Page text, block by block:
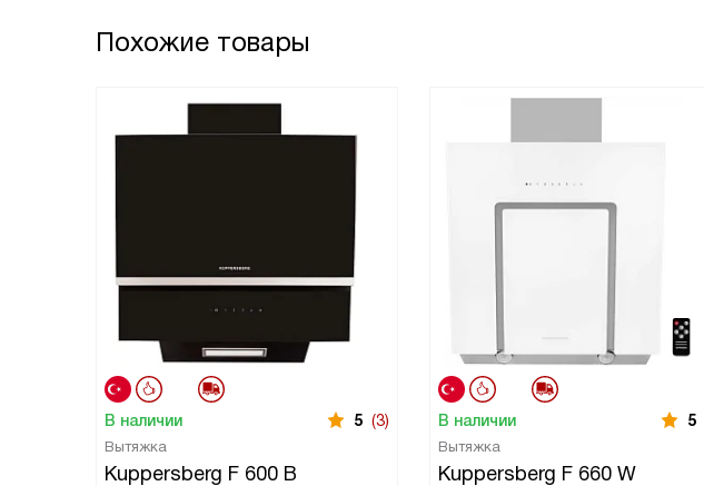
Похожие товары
В наличии 5 (3)
Вытяжка
Kuppersberg F 600 B
В наличии 5
Вытяжка
Kuppersberg F 660 W